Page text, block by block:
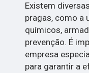
Existem
pragas, como a
químicos,
prevenção. É
empresa
para garantir a